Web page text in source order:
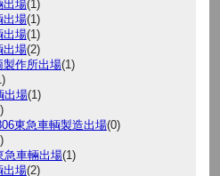
出場(1)
出場(1)
出場(1)
出場(2)
製作所出場(1)
出場(1)
東急車輌製造出場(0)
急車輛出場(1)
出場(2)